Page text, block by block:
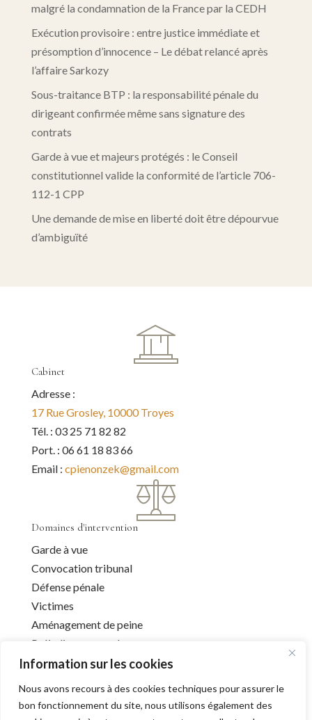
Information sur les cookies
Nous avons recours à des cookies techniques pour assurer le
bon fonctionnement du site, nous utilisons également des
malgré la condamnation de la France par la CEDH
Exécution provisoire : entre justice immédiate et
présomption d’innocence – Le débat relancé après
l’affaire Sarkozy
Sous-traitance BTP : la responsabilité pénale du
dirigeant confirmée même sans signature des
contrats
Garde à vue et majeurs protégés : le Conseil
constitutionnel valide la conformité de l’article 706-
112-1 CPP
Une demande de mise en liberté doit être dépourvue
d’ambiguïté
Cabinet
Adresse :
17 Rue Grosley, 10000 Troyes
Tél. : 03 25 71 82 82
Port. : 06 61 18 83 66
Email : cpienonzek@gmail.com
Domaines d'intervention
Garde à vue
Convocation tribunal
Défense pénale
Victimes
Aménagement de peine
Préjudice corporel
Infos utiles